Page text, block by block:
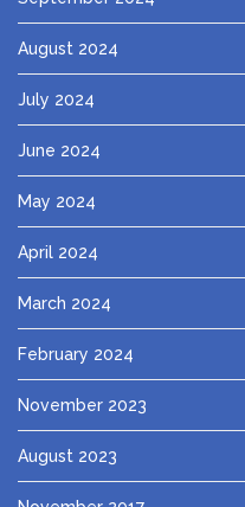
August 2024
July 2024
June 2024
May 2024
April 2024
March 2024
February 2024
November 2023
August 2023